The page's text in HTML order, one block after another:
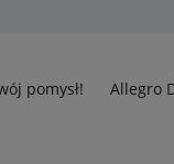
pomysł! Allegro